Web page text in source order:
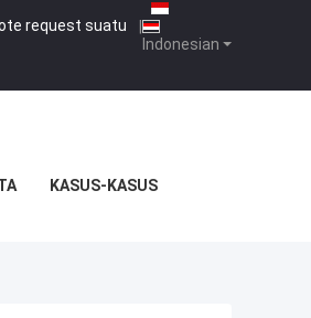
Indonesian
request suatu |
KASUS-KASUS